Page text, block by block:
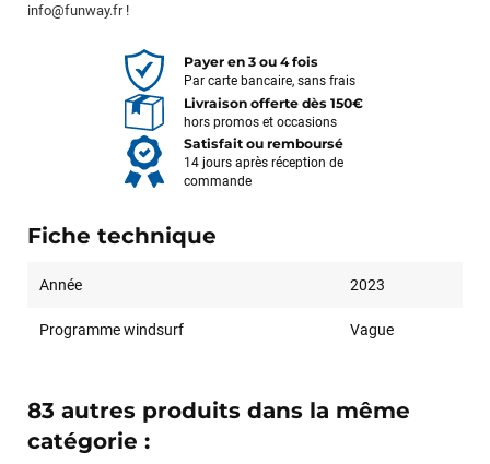
info@funway.fr!
Payer en 3 ou 4 fois
Par carte bancaire, sans frais
Livraison offerte dès 150€
hors promos et occasions
Satisfait ou remboursé
14 jours après réception de
commande
Fiche technique
Année 2023
Programme windsurf Vague
83 autres produits dans la même
catégorie :